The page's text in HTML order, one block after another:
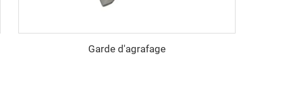
Garde d'agrafage